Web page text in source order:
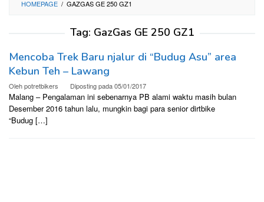
HOMEPAGE / GAZGAS GE 250 GZ1
Tag: GazGas GE 250 GZ1
Mencoba Trek Baru njalur di “Budug Asu” area
Kebun Teh – Lawang
Olehpotretbikers Diposting pada05/01/2017
Malang – Pengalaman ini sebenarnya PB alami waktu masih bulan
Desember 2016 tahun lalu, mungkin bagi para senior dirtbike
“Budug […]